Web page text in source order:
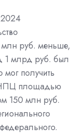
2024
руб. меньше,
1 млрд руб. был
получить
НПЦ площадью
150 млн руб.